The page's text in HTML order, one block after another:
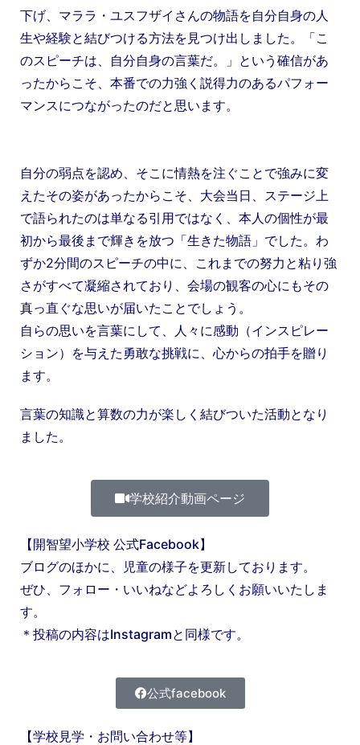
下げ、マララ・ユスフザイさんの物語を自分自身の人
生や経験と結びつける方法を見つけ出しました。「こ
のスピーチは、自分自身の言葉だ。」という確信があ
ったからこそ、本番での力強く説得力のあるパフォー
マンスにつながったのだと思います。
自分の弱点を認め、そこに情熱を注ぐことで強みに変
えたその姿があったからこそ、大会当日、ステージ上
で語られたのは単なる引用ではなく、本人の個性が最
初から最後まで輝きを放つ「生きた物語」でした。わ
ずか2分間のスピーチの中に、これまでの努力と粘り強
さがすべて凝縮されており、会場の観客の心にもその
真っ直ぐな思いが届いたことでしょう。
自らの思いを言葉にして、人々に感動（インスピレー
ション）を与えた勇敢な挑戦に、心からの拍手を贈り
ます。
言葉の知識と算数の力が楽しく結びついた活動となり
ました。
学校紹介動画ページ
【開智望小学校 公式Facebook】
ブログのほかに、児童の様子を更新しております。
ぜひ、フォロー・いいねなどよろしくお願いいたしま
す。
＊投稿の内容はInstagramと同様です。
公式facebook
【学校見学・お問い合わせ等】